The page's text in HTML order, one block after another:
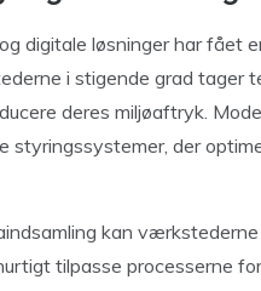
digitale løsninger har fået
i stigende grad tager
deres miljøaftryk.
styringssystemer, der
kan
tilpasse processerne